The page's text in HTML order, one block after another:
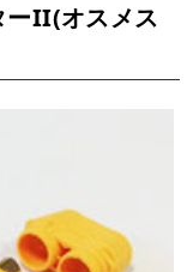
ーII(オスメス